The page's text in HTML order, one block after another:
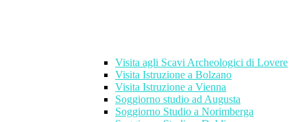
Visita agli Scavi Archeologici di Lovere
Visita Istruzione a Bolzano
Visita Istruzione a Vienna
Soggiorno studio ad Augusta
Soggiorno Studio a Norimberga